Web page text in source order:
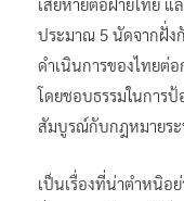
ประมาณ 5 นัดจากฝั่ง
ดำเนินการของไทยต่
โดยชอบธรรมในการ
สัมบูรณ์กับกฎหมายระ
เป็นเรื่องที่น่าตำหนิอ